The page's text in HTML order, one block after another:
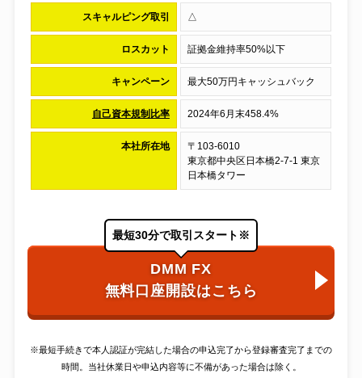
スキャルピング取引 △
ロスカット 証拠金維持率50%以下
キャンペーン 最大50万円キャッシュバック
自己資本規制比率 2024年6月末458.4%
本社所在地
〒103-6010
東京都中央区日本橋2-7-1 東京
日本橋タワー
最短30分で取引スタート※
DMM FX
無料口座開設はこちら
※最短手続きで本人認証が完結した場合の申込完了から登録審査完了までの
時間。当社休業日や申込内容等に不備があった場合は除く。